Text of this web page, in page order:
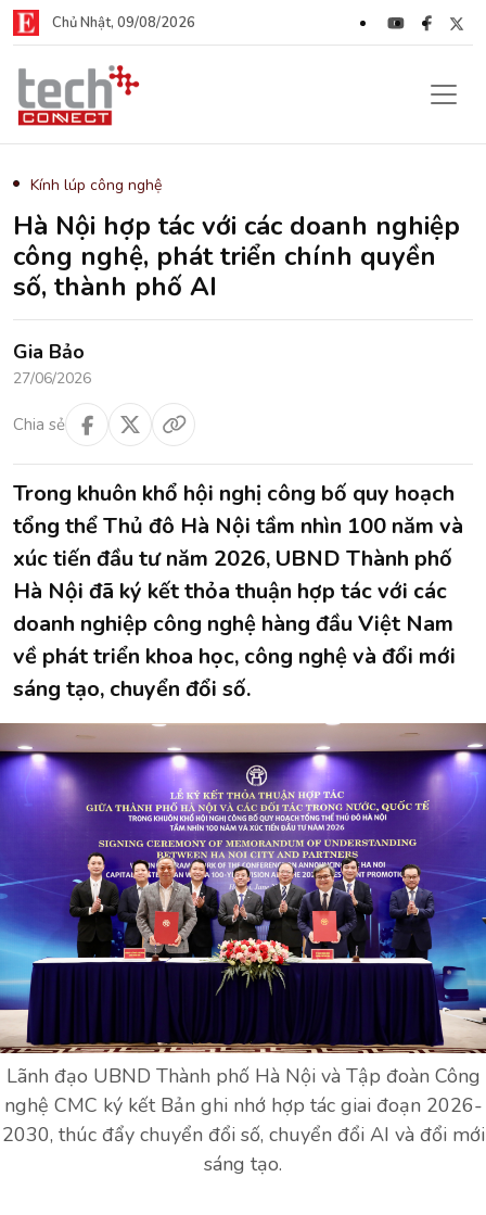
Chủ Nhật, 09/08/2026
Kính lúp công nghệ
Hà Nội hợp tác với các doanh nghiệp
công nghệ, phát triển chính quyền
số, thành phố AI
Gia Bảo
27/06/2026
Chia sẻ
Trong khuôn khổ hội nghị công bố quy hoạch
tổng thể Thủ đô Hà Nội tầm nhìn 100 năm và
xúc tiến đầu tư năm 2026, UBND Thành phố
Hà Nội đã ký kết thỏa thuận hợp tác với các
doanh nghiệp công nghệ hàng đầu Việt Nam
về phát triển khoa học, công nghệ và đổi mới
sáng tạo, chuyển đổi số.
Lãnh đạo UBND Thành phố Hà Nội và Tập đoàn Công
nghệ CMC ký kết Bản ghi nhớ hợp tác giai đoạn 2026-
2030, thúc đẩy chuyển đổi số, chuyển đổi AI và đổi mới
sáng tạo.